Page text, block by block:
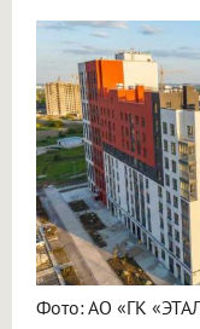
Фото: АО «ГК